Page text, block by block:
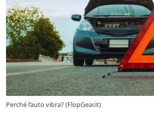
Perché l’auto vibra? (FlopGear.it)